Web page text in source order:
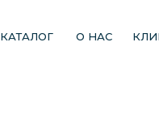
КАТАЛОГ О НАС